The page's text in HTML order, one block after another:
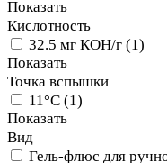
Показать
Кислотность
32.5 мг КОН/г (1)
Показать
Точка вспышки
11°C (1)
Показать
Вид
Гель-флюс для